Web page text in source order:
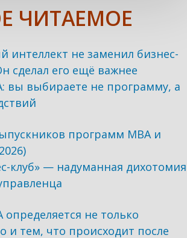
ЧИТАЕМОЕ
интеллект не заменил бизнес-
сделал его ещё важнее
вы выбираете не программу, а
программ МВА и
клуб» — надуманная дихотомия
определяется не только
и тем, что происходит после